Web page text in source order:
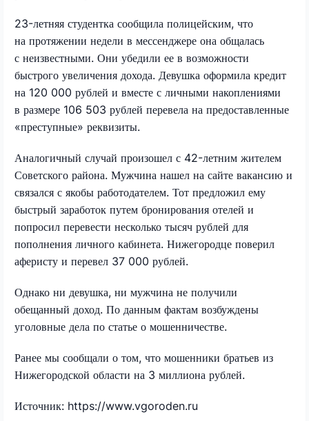
23-летняя студентка сообщила полицейским, что
на протяжении недели в мессенджере она общалась
с неизвестными. Они убедили ее в возможности
быстрого увеличения дохода. Девушка оформила кредит
на 120 000 рублей и вместе с личными накоплениями
в размере 106 503 рублей перевела на предоставленные
«преступные» реквизиты.
Аналогичный случай произошел с 42-летним жителем
Советского района. Мужчина нашел на сайте вакансию и
связался с якобы работодателем. Тот предложил ему
быстрый заработок путем бронирования отелей и
попросил перевести несколько тысяч рублей для
пополнения личного кабинета. Нижегородце поверил
аферисту и перевел 37 000 рублей.
Однако ни девушка, ни мужчина не получили
обещанный доход. По данным фактам возбуждены
уголовные дела по статье о мошенничестве.
Ранее мы сообщали о том, что мошенники братьев из
Нижегородской области на 3 миллиона рублей.
Источник: https://www.vgoroden.ru